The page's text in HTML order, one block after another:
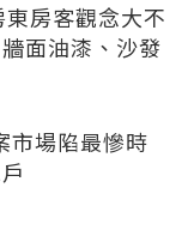
房客觀念大不
面油漆、沙發
市場陷最慘時